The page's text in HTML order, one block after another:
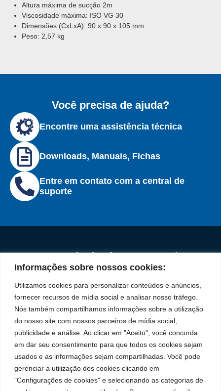
Informações sobre nossos cookies:
Utilizamos cookies para personalizar conteúdos e anúncios,
fornecer recursos de mídia social e analisar nosso tráfego.
Nós também compartilhamos informações sobre a utilização
do nosso site com nossos parceiros de mídia social,
publicidade e análise. Ao clicar em "Aceito", você concorda
em dar seu consentimento para que todos os cookies sejam
usados e as informações sejam compartilhadas. Você pode
gerenciar a utilização dos cookies clicando em
"Configurações de cookies" e selecionando as categorias de
Altura máxima de sucção 2m
Viscosidade máxima: ISO VG 30
Dimensões (CxLxA): 90 x 90 x 105 mm
Peso: 2,57 kg
Você precisa de ajuda?
Encontre uma assistência técnica
Downloads, Manuais, Fichas
Entre em contato com a central de
suporte
líder
em
fabricação
de
equipamentos
para
lubrificação
e
Privacidade
de
Cookies
Institucional
Produtos
Assistências
Seja um
Trabalhe
Localização
Rua Tiradentes,
931 – Anexo
Anita Franchini,
50/96
Bairro: Santa
Terezinha
São Bernardo
Conosco
5050
Redes
Sociais
Youtube
Instagram